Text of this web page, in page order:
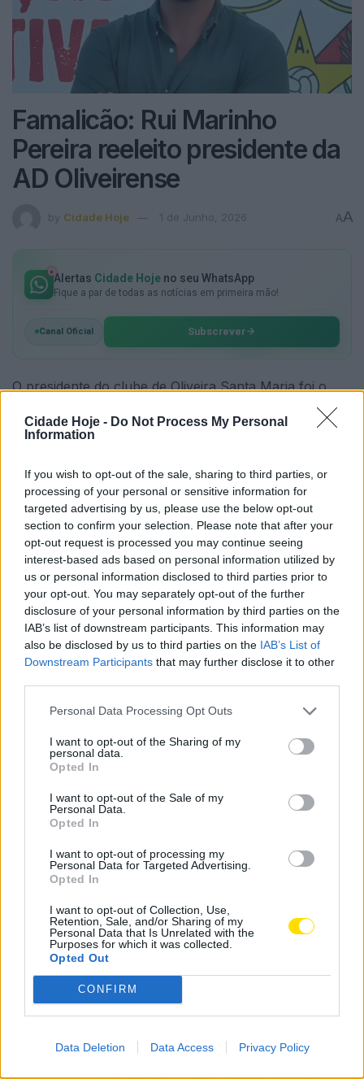
Cidade Hoje - Do Not Process My Personal
Information
If you wish to opt-out of the sale, sharing to third parties, or
processing of your personal or sensitive information for
targeted advertising by us, please use the below opt-out
section to confirm your selection. Please note that after your
opt-out request is processed you may continue seeing
interest-based ads based on personal information utilized by
us or personal information disclosed to third parties prior to
your opt-out. You may separately opt-out of the further
disclosure of your personal information by third parties on the
IAB’s list of downstream participants. This information may
also be disclosed by us to third parties on the IAB’s List of
Downstream Participants that may further disclose it to other
Personal Data Processing Opt Outs
I want to opt-out of the Sharing of my
personal data.
Opted In
I want to opt-out of the Sale of my
Personal Data.
Opted In
I want to opt-out of processing my
Personal Data for Targeted Advertising.
Opted In
I want to opt-out of Collection, Use,
Retention, Sale, and/or Sharing of my
Personal Data that Is Unrelated with the
Purposes for which it was collected.
Opted Out
CONFIRM
Data Deletion Data Access Privacy Policy
Famalicão: Rui Marinho
Pereira reeleito presidente da
AD Oliveirense
by Cidade Hoje 1 de Junho, 2026 AA
Alertas Cidade Hoje no seu WhatsApp
Fique a par de todas as notícias em primeira mão!
Canal Oficial Subscrever
O presidente do clube de Oliveira Santa Maria foi o
único candidato às eleições, tendo sido reeleito com
59 votos. Desta forma, Rui Marinho Pereira vai
Na lista vencedora, os vice-presidentes são Daniel
Leal e Deolinda Rodrigues. Ricardo Vieira assume a
presidência da Mesa da Assembleia Geral, enquanto
Albino Silva preside ao Conselho Fiscal. A tomada de
Tiago Torres
presidente
rui pereira
Notícias Populares